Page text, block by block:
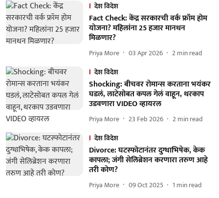
देश विदेश
Fact Check: केंद्र सरकारची वर्क फ्रॉम होम
योजना? महिलांना 25 हजार मानधन
मिळणार?
Priya More 03 Apr 2026 2min read
देश विदेश
Shocking: बीचवर रोमान्स करताना भयंकर
घडलं, लाटेसोबत कपल गेलं वाहून, थरकाप
उडवणारा VIDEO व्हायरल
Priya More 23 Feb 2026 2min read
देश विदेश
Divorce: घटस्फोटानंतर दुग्धाभिषेक, केक
कापला; जंगी सेलिब्रेशन करणारा तरुण आहे
तरी कोण?
Priya More 09 Oct 2025 1 min read